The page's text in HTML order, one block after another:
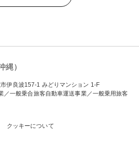
縄）
伊良波157-1 みどりマンション 1-F
／一般乗合旅客自動車運送事業／一般乗用旅客
クッキーについて